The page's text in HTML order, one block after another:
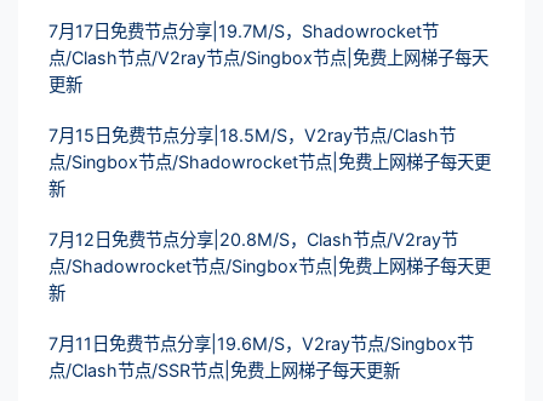
7月17日免费节点分享|19.7M/S，Shadowrocket节
点/Clash节点/V2ray节点/Singbox节点|免费上网梯子每天
更新
7月15日免费节点分享|18.5M/S，V2ray节点/Clash节
点/Singbox节点/Shadowrocket节点|免费上网梯子每天更
新
7月12日免费节点分享|20.8M/S，Clash节点/V2ray节
点/Shadowrocket节点/Singbox节点|免费上网梯子每天更
新
7月11日免费节点分享|19.6M/S，V2ray节点/Singbox节
点/Clash节点/SSR节点|免费上网梯子每天更新